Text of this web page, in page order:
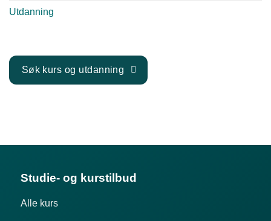
Utdanning
Søk kurs og utdanning
Studie- og kurstilbud
Alle kurs